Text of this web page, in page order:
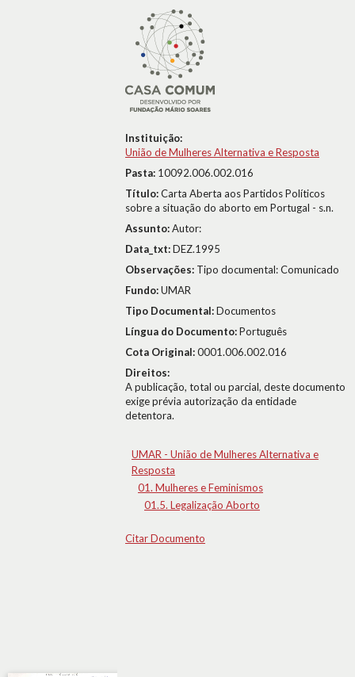
Instituição:
União de Mulheres Alternativa e Resposta
Pasta: 10092.006.002.016
Título:Carta Aberta aos Partidos Políticos
sobre a situação do aborto em Portugal - s.n.
Assunto:Autor:
Data_txt:DEZ.1995
Observações: Tipo documental: Comunicado
Fundo:UMAR
Tipo Documental:Documentos
Língua do Documento:Português
Cota Original:0001.006.002.016
Direitos:
A publicação, total ou parcial, deste documento
exige prévia autorização da entidade
detentora.
UMAR - União de Mulheres Alternativa e
Resposta
01. Mulheres e Feminismos
01.5. Legalização Aborto
Citar Documento